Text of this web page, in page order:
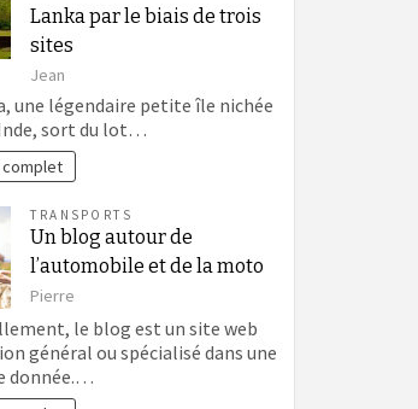
Lanka par le biais de trois
sites
Jean
une légendaire petite île nichée
sort du lot…
complet
TRANSPORTS
Un blog autour de
l’automobile et de la moto
Pierre
le blog est un site web
général ou spécialisé dans une
donnée.…